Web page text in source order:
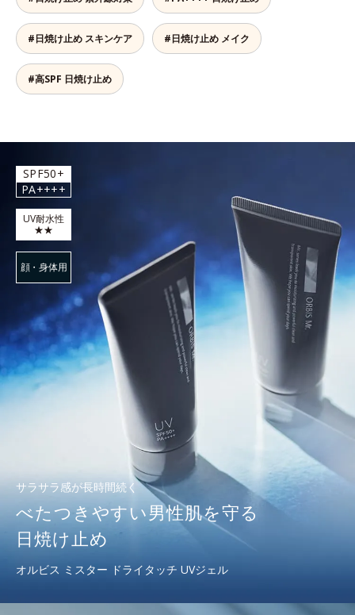
#日焼け止め スキンケア #日焼け止め メイク
#高SPF 日焼け止め
SPF50+
PA++++
UV耐水性
★★
顔・身体用
サラサラ感が長時間続く
べたつきやすい男性肌を守る
日焼け止め
オルビス ミスター ドライタッチ UVジェル